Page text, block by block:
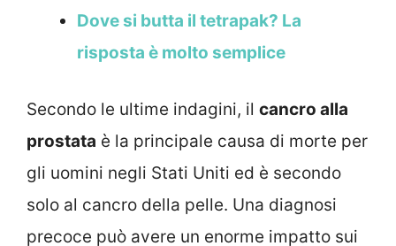
Dove si butta il tetrapak? La
risposta è molto semplice
Secondo le ultime indagini, il cancro alla
prostata è la principale causa di morte per
gli uomini negli Stati Uniti ed è secondo
solo al cancro della pelle. Una diagnosi
precoce può avere un enorme impatto sui